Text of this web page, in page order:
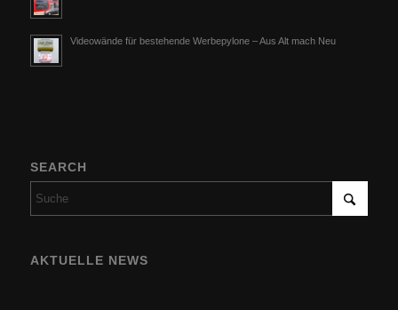
Videowände für bestehende Werbepylone – Aus Alt mach Neu
SEARCH
AKTUELLE NEWS